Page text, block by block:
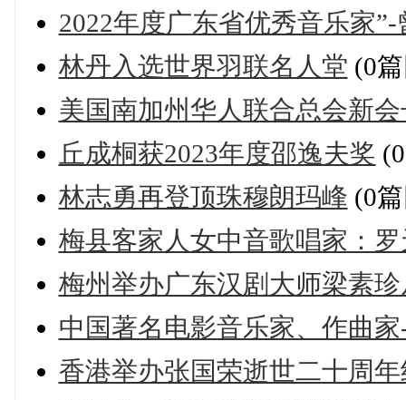
2022年度广东省优秀音乐家”-
林丹入选世界羽联名人堂 (0
美国南加州华人联合总会新
丘成桐获2023年度邵逸夫奖
林志勇再登顶珠穆朗玛峰 (0
梅县客家人女中音歌唱家：
梅州举办广东汉剧大师梁素
中国著名电影音乐家、作曲
香港举办张国荣逝世二十周